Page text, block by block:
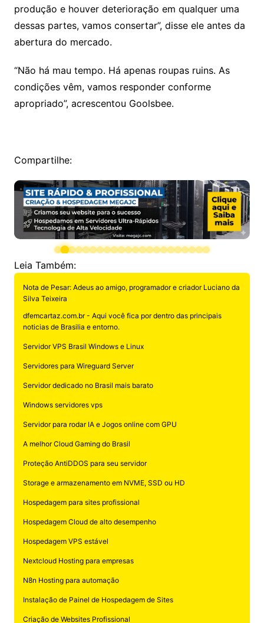
produção e houver deterioração em qualquer uma
dessas partes, vamos consertar”, disse ele antes da
abertura do mercado.
“Não há mau tempo. Há apenas roupas ruins. As
condições vêm, vamos responder conforme
apropriado”, acrescentou Goolsbee.
Compartilhe:
Leia Também:
Nota de Pesar: Adeus ao amigo, programador e criador Luciano da
Silva Teixeira
dfemcartaz.com.br - Aqui você fica por dentro das principais
noticias de Brasilia e entorno.
Servidor VPS Brasil Windows e Linux
Servidores para Wireguard Server
Servidor dedicado no Brasil mais barato
Windows servidores vps
Servidor para rodar IA e Jogos online com GPU
A melhor Cloud Gaming do Brasil
Proteção AntiDDOS para seu servidor
Storage e armazenamento em NVME, SSD ou HD
Hospedagem para sites profissional
Hospedagem Cloud de alto desempenho
Hospedagem VPS estável
Nextcloud Hosting para empresas
N8n Hosting para automação
Instalação de Painel de Hospedagem de Sites
Criação de Websites Profissional